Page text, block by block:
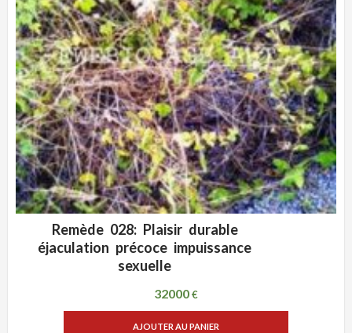
ADD WISHLIST
Remède 028: Plaisir durable
éjaculation précoce impuissance
sexuelle
32000€
AJOUTER AU PANIER